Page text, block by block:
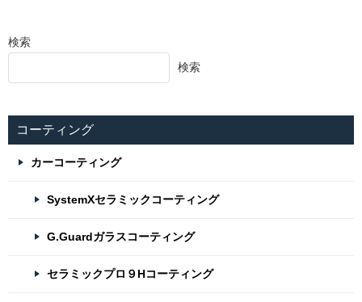
検索
検索
コーティング
カーコーティング
SystemXセラミックコーティング
G.Guardガラスコーティング
セラミックプロ９Hコーティング